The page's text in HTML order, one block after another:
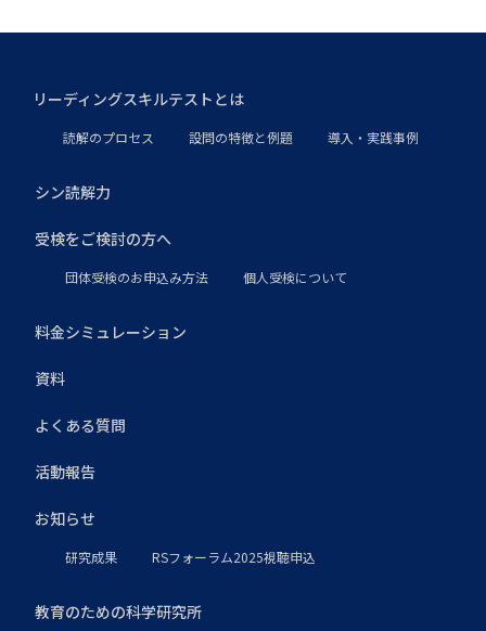
リーディングスキルテストとは
読解のプロセス 設問の特徴と例題 導入・実践事例
シン読解力
受検をご検討の方へ
団体受検のお申込み方法 個人受検について
料金シミュレーション
資料
よくある質問
活動報告
お知らせ
研究成果 RSフォーラム2025視聴申込
教育のための科学研究所